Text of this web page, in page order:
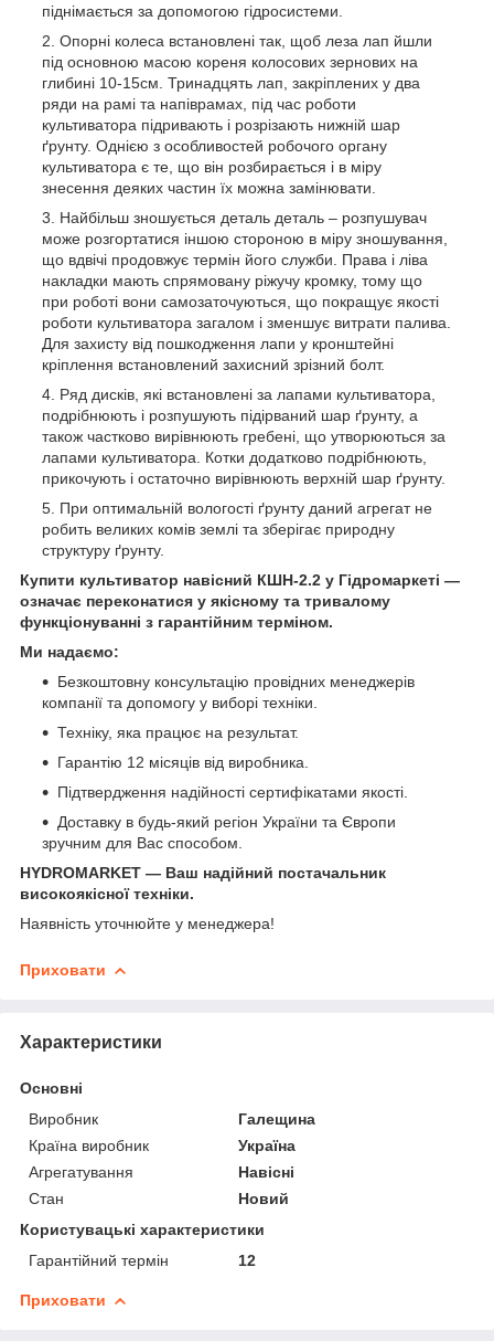
піднімається за допомогою гідросистеми.
Опорні колеса встановлені так, щоб леза лап йшли
під основною масою кореня колосових зернових на
глибині 10-15см. Тринадцять лап, закріплених у два
ряди на рамі та напіврамах, під час роботи
культиватора підривають і розрізають нижній шар
ґрунту. Однією з особливостей робочого органу
культиватора є те, що він розбирається і в міру
знесення деяких частин їх можна замінювати.
Найбільш зношується деталь деталь – розпушувач
може розгортатися іншою стороною в міру зношування,
що вдвічі продовжує термін його служби. Права і ліва
накладки мають спрямовану ріжучу кромку, тому що
при роботі вони самозаточуються, що покращує якості
роботи культиватора загалом і зменшує витрати палива.
Для захисту від пошкодження лапи у кронштейні
кріплення встановлений захисний зрізний болт.
Ряд дисків, які встановлені за лапами культиватора,
подрібнюють і розпушують підірваний шар ґрунту, а
також частково вирівнюють гребені, що утворюються за
лапами культиватора. Котки додатково подрібнюють,
прикочують і остаточно вирівнюють верхній шар ґрунту.
При оптимальній вологості ґрунту даний агрегат не
робить великих комів землі та зберігає природну
структуру ґрунту.
Купити культиватор навісний КШН-2.2 у Гідромаркеті —
означає переконатися у якісному та тривалому
функціонуванні з гарантійним терміном.
Ми надаємо:
Безкоштовну консультацію провідних менеджерів
компанії та допомогу у виборі техніки.
Техніку, яка працює на результат.
Гарантію 12 місяців від виробника.
Підтвердження надійності сертифікатами якості.
Доставку в будь-який регіон України та Європи
зручним для Вас способом.
HYDROMARKET — Ваш надійний постачальник
високоякісної техніки.
Наявність уточнюйте у менеджера!
Приховати
Характеристики
Основні
Виробник
Галещина
Країна виробник
Україна
Агрегатування
Навісні
Стан
Новий
Користувацькі характеристики
Гарантійний термін
12
Приховати